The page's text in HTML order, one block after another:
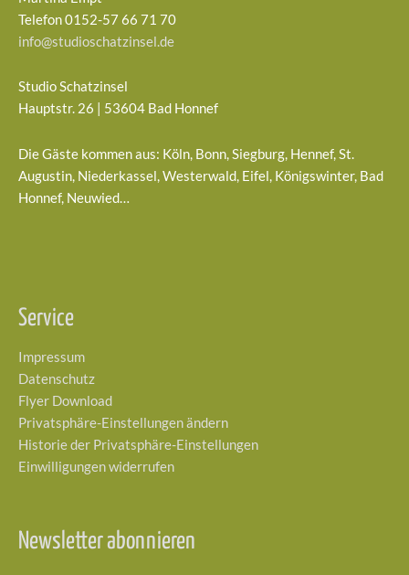
Telefon 0152-57 66 71 70
info@studioschatzinsel.de
Studio Schatzinsel
Hauptstr. 26 | 53604 Bad Honnef
Die Gäste kommen aus: Köln, Bonn, Siegburg, Hennef, St.
Augustin, Niederkassel, Westerwald, Eifel, Königswinter, Bad
Honnef, Neuwied…
Service
Impressum
Datenschutz
Flyer Download
Privatsphäre-Einstellungen ändern
Historie der Privatsphäre-Einstellungen
Einwilligungen widerrufen
Newsletter abonnieren